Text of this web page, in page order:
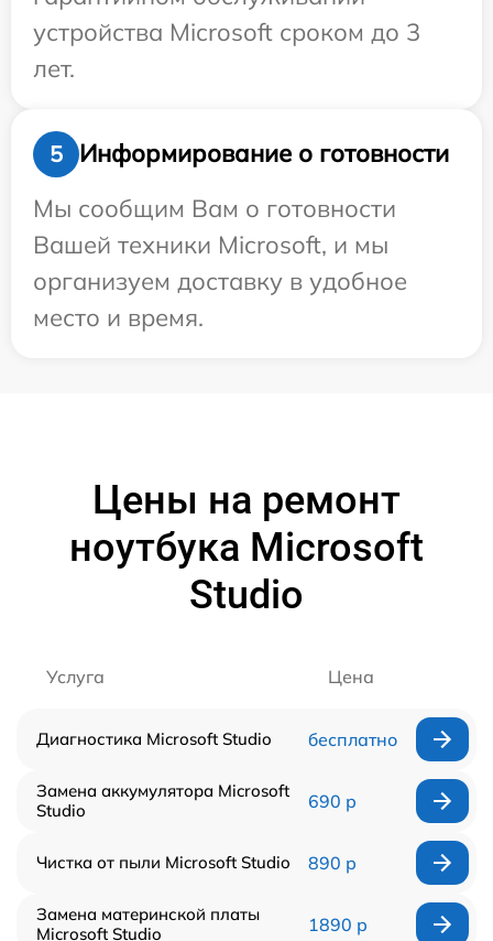
устройства Microsoft сроком до 3
лет.
5
Информирование о готовности
Мы сообщим Вам о готовности
Вашей техники Microsoft, и мы
организуем доставку в удобное
место и время.
Цены на ремонт
ноутбука Microsoft
Studio
Услуга Цена
Диагностика Microsoft Studio бесплатно
Замена аккумулятора Microsoft
Studio
690 р
Чистка от пыли Microsoft Studio 890 р
Замена материнской платы
Microsoft Studio
1890 р